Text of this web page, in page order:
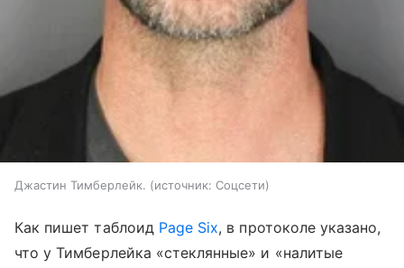
Джастин Тимберлейк. источник: Соцсети
Как пишет таблоид Page Six, в протоколе указано,
что у Тимберлейка «стеклянные» и «налитые